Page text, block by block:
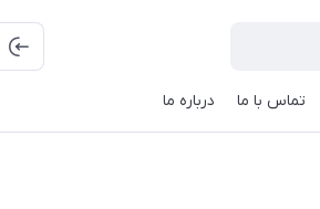
تماس با ما درباره ما